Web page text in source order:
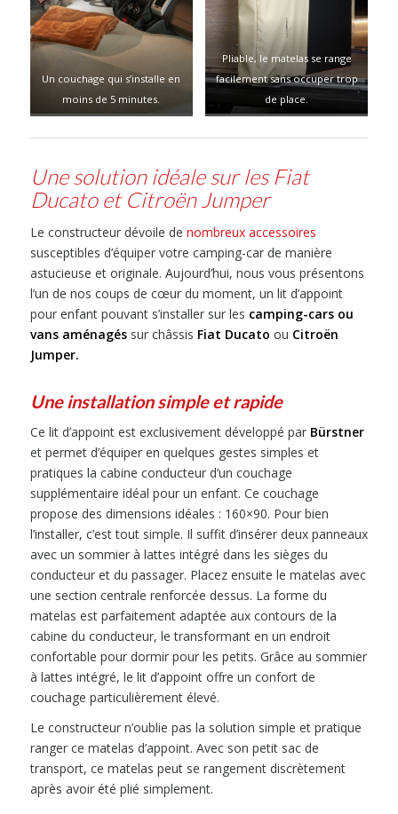
Un couchage qui s’installe en
moins de 5 minutes.
Pliable, le matelas se range
facilement sans occuper trop
de place.
Une solution idéale sur les Fiat
Ducato et Citroën Jumper
Le constructeur dévoile de nombreux accessoires
susceptibles d’équiper votre camping-car de manière
astucieuse et originale. Aujourd’hui, nous vous présentons
l’un de nos coups de cœur du moment, un lit d’appoint
pour enfant pouvant s’installer sur les camping-cars ou
vans aménagéssur châssis Fiat Ducato ou Citroën
Jumper.
Une installation simple et rapide
Ce lit d’appoint est exclusivement développé par Bürstner
et permet d’équiper en quelques gestes simples et
pratiques la cabine conducteur d’un couchage
supplémentaire idéal pour un enfant. Ce couchage
propose des dimensions idéales : 160×90. Pour bien
l’installer, c’est tout simple. Il suffit d’insérer deux panneaux
avec un sommier à lattes intégré dans les sièges du
conducteur et du passager. Placez ensuite le matelas avec
une section centrale renforcée dessus. La forme du
matelas est parfaitement adaptée aux contours de la
cabine du conducteur, le transformant en un endroit
confortable pour dormir pour les petits. Grâce au sommier
à lattes intégré, le lit d’appoint offre un confort de
couchage particulièrement élevé.
Le constructeur n’oublie pas la solution simple et pratique
ranger ce matelas d’appoint. Avec son petit sac de
transport, ce matelas peut se rangement discrètement
après avoir été plié simplement.